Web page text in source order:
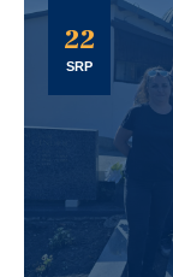
22
SRP